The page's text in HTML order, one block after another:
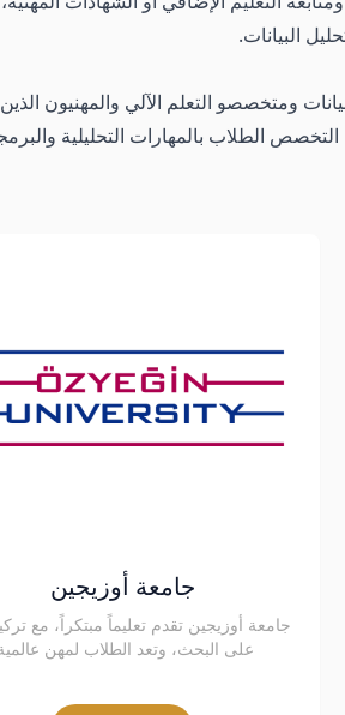
البيانات.
ومتخصصو التعلم الآلي والمهنيون
التخصص الطلاب بالمهارات التحليلية
جامعة أوزيجين
جامعة أوزيجين تقدم تعليماً مبتكراً، مع
على البحث، وتعد الطلاب لمهن